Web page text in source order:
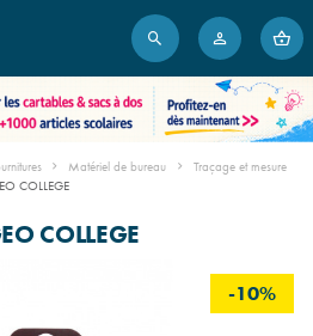
Matériel de bureau
Traçage et mesure
COLLEGE
COLLEGE
-10%